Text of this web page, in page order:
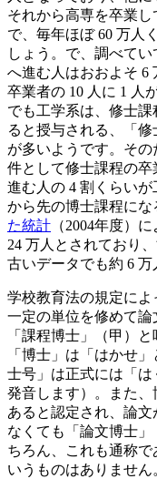
それから高専を卒業
で、毎年ほぼ 60 万人
しょう。で、調べて
へ進む人はおおよそ 6
卒業者の 10 人に 1 人
でも工学系は、修士
ると授与される、「
が多いようです。そ
件として修士課程の
進む人の 4 割くらい
から先の博士課程にな
た統計 （2004年度）
24 万人とされており
古いデータでも約 6 万
学校教育法の規定に
一定の単位を修めて
「課程博士」（甲）
「博士」は「はかせ
士号」は正式には「
発音します）。また
あると認定され、論
なくても「論文博士
ちろん、これも通称
いうものはありませ